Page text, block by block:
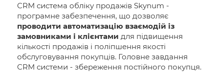
CRM система обліку продажів Skynum -
програмне забезпечення, що дозволяє
проводити автоматизацію взаємодій із
замовниками і клієнтами для підвищення
кількості продажів і поліпшення якості
обслуговування покупців. Головне завдання
CRM системи - збереження постійного покупця.